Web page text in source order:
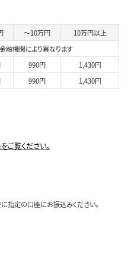
～10万円
10万円以上
融機関により異なります
990円
1,430円
990円 1,430円
ご覧ください。
指定の口座にお振込みください。